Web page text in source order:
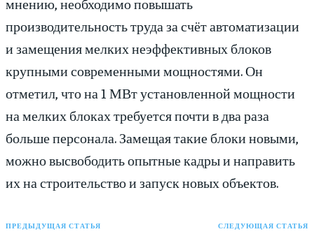
производительность труда за счёт автоматизации
и замещения мелких неэффективных блоков
крупными современными мощностями. Он
отметил, что на 1 МВт установленной мощности
на мелких блоках требуется почти в два раза
больше персонала. Замещая такие блоки новыми,
можно высвободить опытные кадры и направить
их на строительство и запуск новых объектов.
ПРЕДЫДУЩАЯ СТАТЬЯ СЛЕДУЮЩАЯ СТАТЬЯ